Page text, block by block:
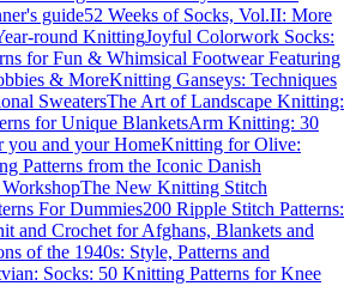
guide52 Weeks of Socks, Vol.II: More
round KnittingJoyful Colorwork Socks:
for Fun & Whimsical Footwear Featuring
& MoreKnitting Ganseys: Techniques
SweatersThe Art of Landscape Knitting:
for Unique BlanketsArm Knitting: 30
you and your HomeKnitting for Olive:
Patterns from the Iconic Danish
The New Knitting Stitch
For Dummies200 Ripple Stitch Patterns:
and Crochet for Afghans, Blankets and
of the 1940s: Style, Patterns and
Socks: 50 Knitting Patterns for Knee